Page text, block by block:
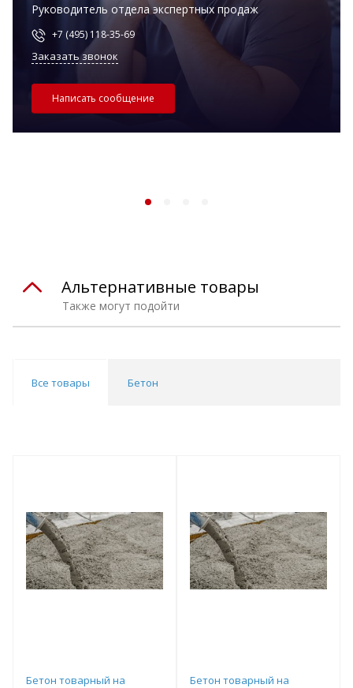
Руководитель отдела экспертных продаж
+7 (495) 118-35-69
Заказать звонок
Написать сообщение
Также могут подойти
Альтернативные товары
Все товары Бетон
Бетон товарный на
Бетон товарный на